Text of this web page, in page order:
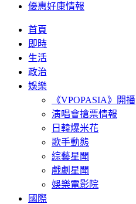
優惠好康情報
首頁
即時
生活
政治
娛樂
《VPOPASIA》開播
演唱會搶票情報
日韓爆米花
歌手動態
綜藝星聞
戲劇星聞
娛樂電影院
國際